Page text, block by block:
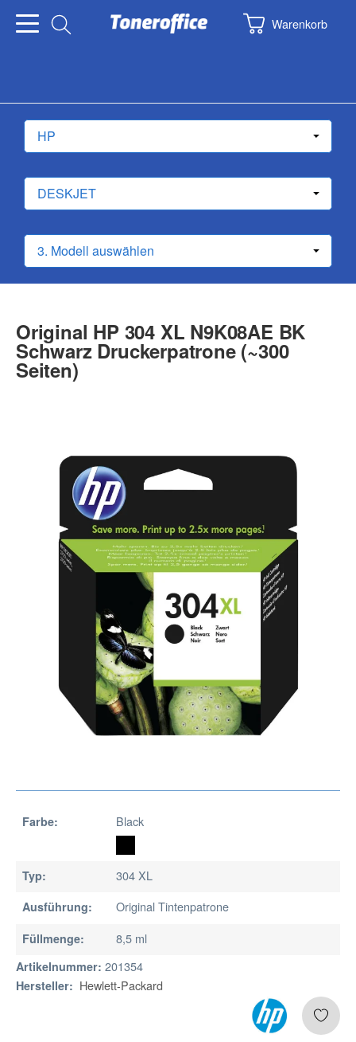
Warenkorb
Original HP 304 XL N9K08AE BK
Schwarz Druckerpatrone (~300
Seiten)
Farbe: Black
Typ: 304 XL
Ausführung: Original Tintenpatrone
Füllmenge: 8,5 ml
Artikelnummer: 201354
Hersteller: Hewlett-Packard